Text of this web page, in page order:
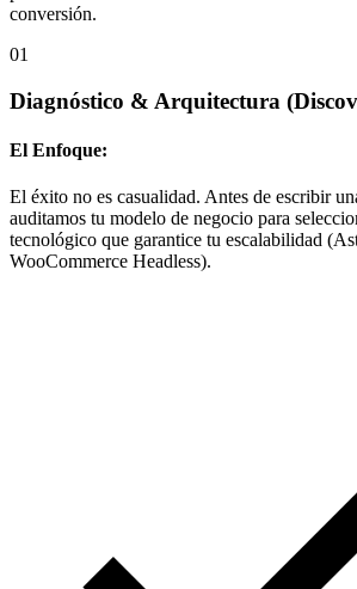
conversión.
01
Diagnóstico & Arquitectura
El Enfoque:
El éxito no es casualidad. Antes de escribir
auditamos tu modelo de negocio para
tecnológico que garantice tu escalabilidad
WooCommerce Headless).